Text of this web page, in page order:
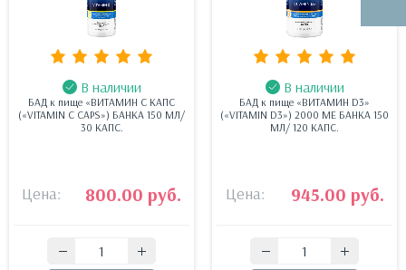
В наличии
БАД к пище «ВИТАМИН С КАПС
(«VITAMIN C CAPS») БАНКА 150 МЛ/
30 КАПС.
Цена: 800.00 руб.
В наличии
БАД к пище «ВИТАМИН D3»
(«VITAMIN D3») 2000 МЕ БАНКА 150
МЛ/ 120 КАПС.
Цена: 945.00 руб.